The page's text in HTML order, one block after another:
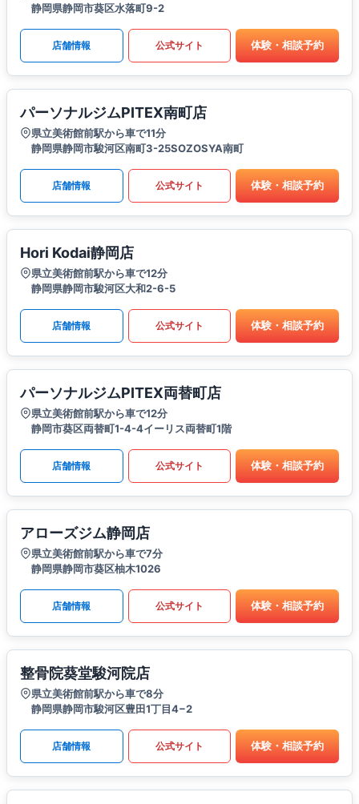
静岡県静岡市葵区水落町9-2
店舗情報 公式サイト 体験・相談予約
パーソナルジムPITEX南町店
県立美術館前駅から車で11分
静岡県静岡市駿河区南町3-25SOZOSYA南町
店舗情報 公式サイト 体験・相談予約
Hori Kodai静岡店
県立美術館前駅から車で12分
静岡県静岡市駿河区大和2-6-5
店舗情報 公式サイト 体験・相談予約
パーソナルジムPITEX両替町店
県立美術館前駅から車で12分
静岡市葵区両替町1-4-4イーリス両替町1階
店舗情報 公式サイト 体験・相談予約
アローズジム静岡店
県立美術館前駅から車で7分
静岡県静岡市葵区柚木1026
店舗情報 公式サイト 体験・相談予約
整骨院葵堂駿河院店
県立美術館前駅から車で8分
静岡県静岡市駿河区豊田1丁目4−2
店舗情報 公式サイト 体験・相談予約